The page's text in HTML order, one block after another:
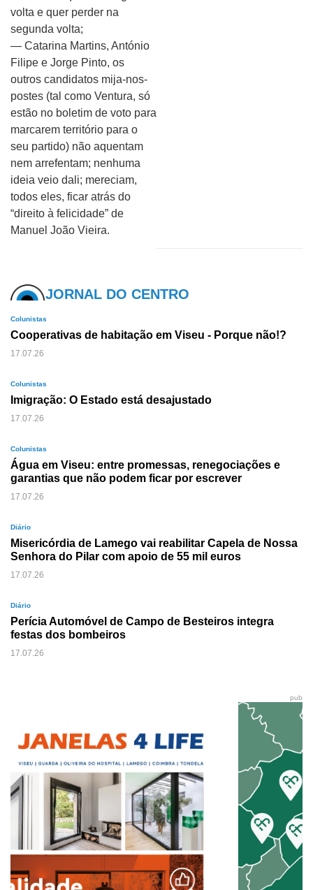
volta e quer perder na
segunda volta;
— Catarina Martins, António
Filipe e Jorge Pinto, os
outros candidatos mija-nos-
postes (tal como Ventura, só
estão no boletim de voto para
marcarem território para o
seu partido) não aquentam
nem arrefentam; nenhuma
ideia veio dali; mereciam,
todos eles, ficar atrás do
“direito à felicidade” de
Manuel João Vieira.
JORNAL DO CENTRO
Colunistas
Cooperativas de habitação em Viseu - Porque não!?
17.07.26
Colunistas
Imigração: O Estado está desajustado
17.07.26
Colunistas
Água em Viseu: entre promessas, renegociações e
garantias que não podem ficar por escrever
17.07.26
Diário
Misericórdia de Lamego vai reabilitar Capela de Nossa
Senhora do Pilar com apoio de 55 mil euros
17.07.26
Diário
Perícia Automóvel de Campo de Besteiros integra
festas dos bombeiros
17.07.26
pub